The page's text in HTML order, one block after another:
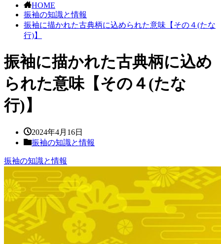
HOME
振袖の知識と情報
振袖に描かれた古典柄に込められた意味【その４(たな
行)】
振袖に描かれた古典柄に込め
られた意味【その４(たな
行)】
2024年4月16日
振袖の知識と情報
振袖の知識と情報